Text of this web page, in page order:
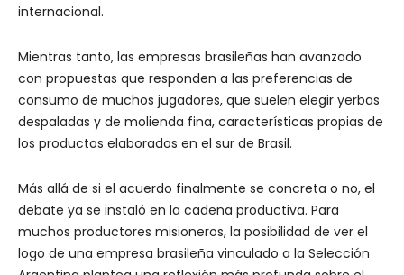
internacional.
Mientras tanto, las empresas brasileñas han avanzado
con propuestas que responden a las preferencias de
consumo de muchos jugadores, que suelen elegir yerbas
despaladas y de molienda fina, características propias de
los productos elaborados en el sur de Brasil.
Más allá de si el acuerdo finalmente se concreta o no, el
debate ya se instaló en la cadena productiva. Para
muchos productores misioneros, la posibilidad de ver el
logo de una empresa brasileña vinculado a la Selección